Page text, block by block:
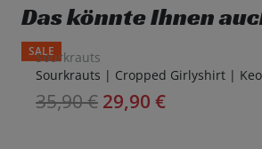
Das könnte Ihnen
SALE
Sourkrauts
Sourkrauts | Cropped Girlyshirt |
35,90€ 29,90 €